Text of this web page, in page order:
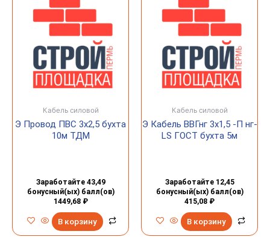
Кабель силовой
Э Провод ПВС 3х2,5 бухта
10м ТДМ
Заработайте 43,49
бонусный(ых) балл(ов)
1449,68 ₽
В корзину
Кабель силовой
Э Кабель ВВГнг 3х1,5 -П нг-
LS ГОСТ бухта 5м
Заработайте 12,45
бонусный(ых) балл(ов)
415,08 ₽
В корзину